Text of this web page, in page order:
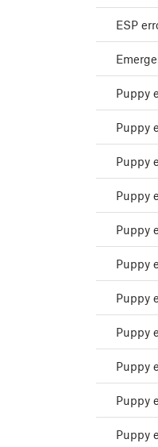
ESP
Puppy
Puppy
Puppy
Puppy
Puppy
Puppy
Puppy
Puppy
Puppy
Puppy
Puppy